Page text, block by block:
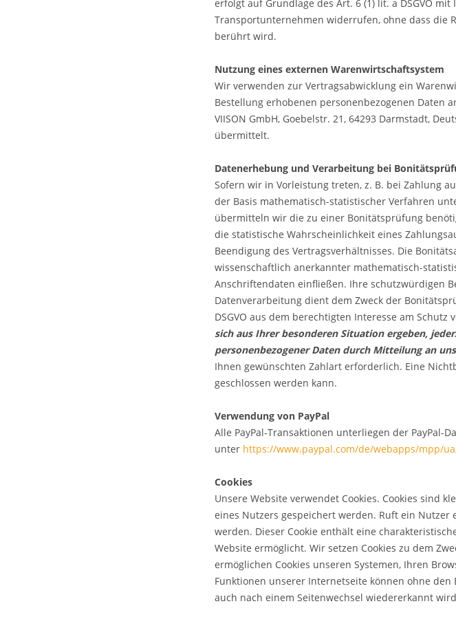
erfolgt auf Grundlage des Art. 6 (1) lit. a DSGVO
Transportunternehmen widerrufen, ohne dass die
berührt wird.
Nutzung eines externen Warenwirtschaftsystem
Wir verwenden zur Vertragsabwicklung ein
Bestellung erhobenen personenbezogenen Daten
VIISON GmbH, Goebelstr. 21, 64293 Darmstadt,
übermittelt.
Datenerhebung und Verarbeitung bei
Sofern wir in Vorleistung treten, z. B. bei Zahlung
der Basis mathematisch-statistischer Verfahren
übermitteln wir die zu einer Bonitätsprüfung
die statistische Wahrscheinlichkeit eines
Beendigung des Vertragsverhältnisses. Die
wissenschaftlich anerkannter mathematisch-
Anschriftendaten einfließen. Ihre schutzwürdigen
Datenverarbeitung dient dem Zweck der
DSGVO aus dem berechtigten Interesse am
sich aus Ihrer besonderen Situation ergeben,
personenbezogener Daten durch Mitteilung an
Ihnen gewünschten Zahlart erforderlich. Eine
geschlossen werden kann.
Verwendung von PayPal
Alle PayPal-Transaktionen unterliegen der PayPal-
unter https://www.paypal.com/de/webapps/mpp/
Cookies
Unsere Website verwendet Cookies. Cookies sind
eines Nutzers gespeichert werden. Ruft ein Nutzer
werden. Dieser Cookie enthält eine
Website ermöglicht. Wir setzen Cookies zu dem
ermöglichen Cookies unseren Systemen, Ihren
Funktionen unserer Internetseite können ohne
auch nach einem Seitenwechsel wiedererkannt